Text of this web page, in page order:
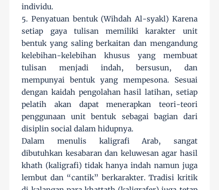
individu.
5. Penyatuan bentuk (Wihdah Al-syakl) Karena
setiap gaya tulisan memiliki karakter unit
bentuk yang saling berkaitan dan mengandung
kelebihan-kelebihan khusus yang membuat
tulisan menjadi indah, bersusun, dan
mempunyai bentuk yang mempesona. Sesuai
dengan kaidah pengolahan hasil latihan, setiap
pelatih akan dapat menerapkan teori-teori
penggunaan unit bentuk sebagai bagian dari
disiplin social dalam hidupnya.
Dalam menulis kaligrafi Arab, sangat
dibutuhkan kesabaran dan keluwesan agar hasil
khath (kaligrafi) tidak hanya indah namun juga
lembut dan “cantik” berkarakter. Tradisi kritik